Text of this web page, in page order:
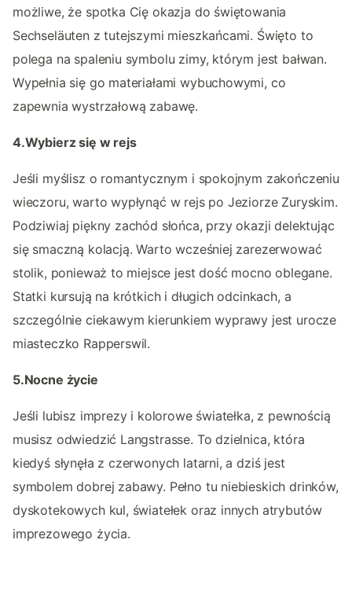
możliwe, że spotka Cię okazja do świętowania
Sechseläuten z tutejszymi mieszkańcami. Święto to
polega na spaleniu symbolu zimy, którym jest bałwan.
Wypełnia się go materiałami wybuchowymi, co
zapewnia wystrzałową zabawę.
4.Wybierz się w rejs
Jeśli myślisz o romantycznym i spokojnym zakończeniu
wieczoru, warto wypłynąć w rejs po Jeziorze Zuryskim.
Podziwiaj piękny zachód słońca, przy okazji delektując
się smaczną kolacją. Warto wcześniej zarezerwować
stolik, ponieważ to miejsce jest dość mocno oblegane.
Statki kursują na krótkich i długich odcinkach, a
szczególnie ciekawym kierunkiem wyprawy jest urocze
miasteczko Rapperswil.
5.Nocne życie
Jeśli lubisz imprezy i kolorowe światełka, z pewnością
musisz odwiedzić Langstrasse. To dzielnica, która
kiedyś słynęła z czerwonych latarni, a dziś jest
symbolem dobrej zabawy. Pełno tu niebieskich drinków,
dyskotekowych kul, światełek oraz innych atrybutów
imprezowego życia.